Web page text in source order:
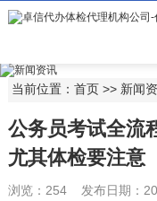
当前位置：首页 >> 新闻
公务员考试全流
尤其体检要注意
浏览：254 发布日期：